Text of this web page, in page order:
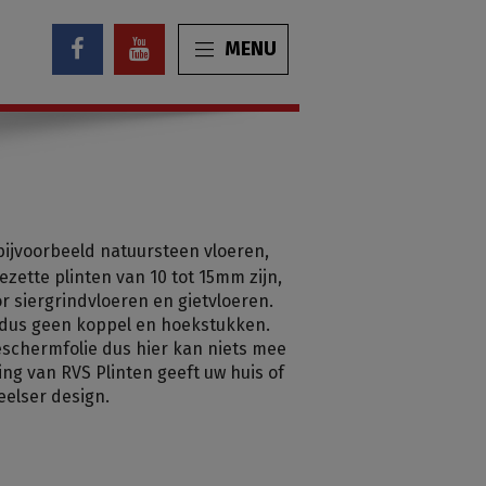
MENU
natuursteen vloeren,
plinten van 10 tot 15mm zijn,
siergrindvloeren en gietvloeren.
geen koppel en hoekstukken.
dus hier kan niets mee
van RVS Plinten geeft uw huis of
design.